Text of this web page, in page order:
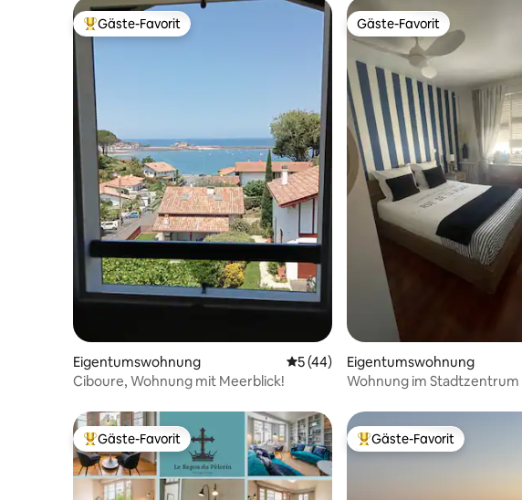
Beliebter Gäste-Favorit.
Gäste-Favorit
Eigentumswohnung Durchschnittliche Bewertung: 5 von
5 (44)
Ciboure, Wohnung mit Meerblick!
Gäste-Favorit
Gäste-Favorit
Eigentumswohnung
Wohnung im Stadtzentrum
Beliebter Gäste-Favorit.
Gäste-Favorit Beliebter Gäste-Favorit.
Gäste-Favorit